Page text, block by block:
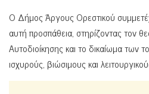
Ο Δήμος Άργους Ορεστικού
αυτή προσπάθεια, στηρίζοντας τον
Αυτοδιοίκησης και το δικαίωμα των
ισχυρούς, βιώσιμους και